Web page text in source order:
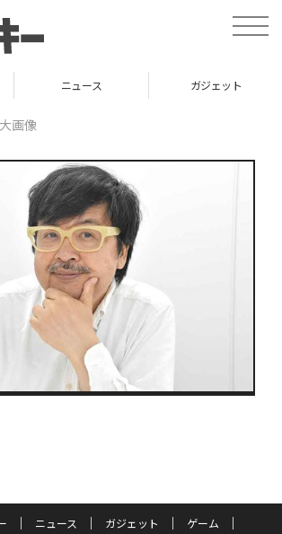
toggle
ニュース ガジェット
画像
ニュース ガジェット
ゲーム